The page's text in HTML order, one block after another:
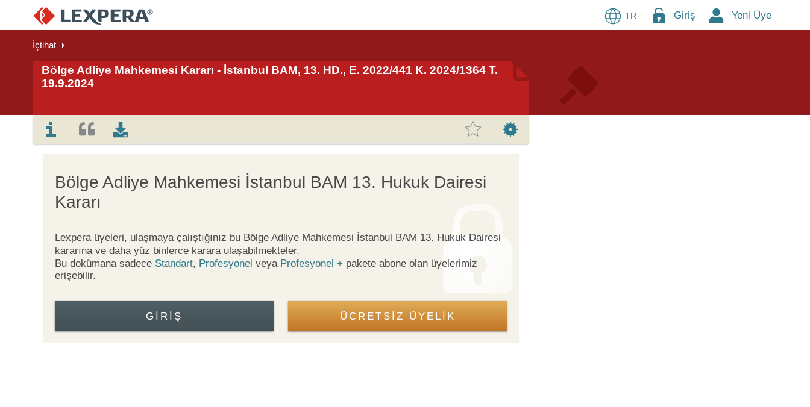
TR Giriş Yeni Üye
İçtihat
Bölge Adliye Mahkemesi Kararı - İstanbul BAM, 13. HD., E. 2022/441 K. 2024/1364 T.
19.9.2024
Bölge Adliye Mahkemesi İstanbul BAM 13. Hukuk Dairesi
Kararı
Lexpera üyeleri, ulaşmaya çalıştığınız bu Bölge Adliye Mahkemesi İstanbul BAM 13. Hukuk Dairesi
kararına ve daha yüz binlerce karara ulaşabilmekteler.
Bu dokümana sadece Standart, Profesyonel veya Profesyonel + pakete abone olan üyelerimiz
erişebilir.
GIRIŞ ÜCRETSİZ ÜYELİK